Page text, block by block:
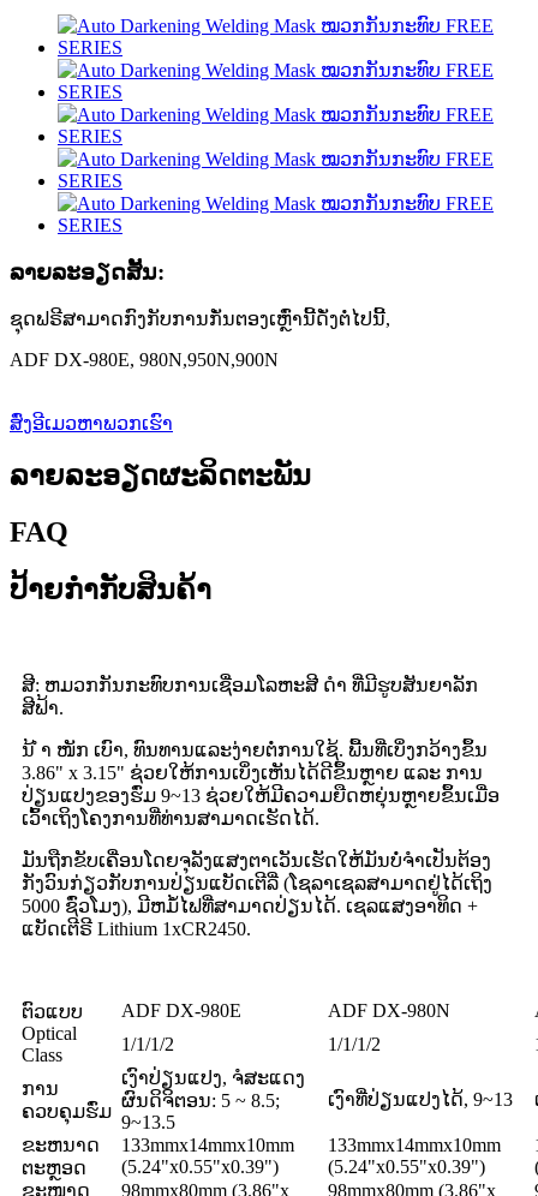
ລາຍ​ລະ​ອຽດ​ສັ້ນ​:
ຊຸດຟຣີສາມາດກົງກັບການກັ່ນຕອງເຫຼົ່ານີ້ດັ່ງຕໍ່ໄປນີ້,
ADF DX-980E, 980N,950N,900N
ສົ່ງອີເມວຫາພວກເຮົາ
ລາຍລະອຽດຜະລິດຕະພັນ
FAQ
ປ້າຍກຳກັບສິນຄ້າ
ສີ: ຫມວກກັນກະທົບການເຊື່ອມໂລຫະສີ ດຳ ທີ່ມີຮູບສັນຍາລັກ
ສີຟ້າ.
ນ້ ຳ ໜັກ ເບົາ, ທົນທານແລະງ່າຍຕໍ່ການໃຊ້. ພື້ນທີ່ເບິ່ງກວ້າງຂຶ້ນ
3.86" x 3.15" ຊ່ວຍໃຫ້ການເບິ່ງເຫັນໄດ້ດີຂຶ້ນຫຼາຍ ແລະ ການ
ປ່ຽນແປງຂອງຮົ່ມ 9~13 ຊ່ວຍໃຫ້ມີຄວາມຍືດຫຍຸ່ນຫຼາຍຂຶ້ນເມື່ອ
ເວົ້າເຖິງໂຄງການທີ່ທ່ານສາມາດເຮັດໄດ້.
ມັນຖືກຂັບເຄື່ອນໂດຍຈຸລັງແສງຕາເວັນເຮັດໃຫ້ມັນບໍ່ຈໍາເປັນຕ້ອງ
ກັງວົນກ່ຽວກັບການປ່ຽນແບັດເຕີລີ່ (ໂຊລາເຊລສາມາດຢູ່ໄດ້ເຖິງ
5000 ຊົ່ວໂມງ), ມີຫມໍ້ໄຟທີ່ສາມາດປ່ຽນໄດ້. ເຊລແສງອາທິດ +
ແບັດເຕີຣີ Lithium 1xCR2450.
ຕົວແບບ ADF DX-980E ADF DX-980N
Optical
Class
1/1/1/2 1/1/1/2
ການ
ຄວບຄຸມຮົ່ມ
ເງົາປ່ຽນແປງ, ຈໍສະແດງ
ຜົນດິຈິຕອນ: 5 ~ 8.5;
9~13.5
ເງົາທີ່ປ່ຽນແປງໄດ້, 9~13
ຂະ​ຫນາດ​
ຕະ​ຫຼອດ​
133mmx14mmx10mm
(5.24"x0.55"x0.39")
133mmx14mmx10mm
(5.24"x0.55"x0.39")
ຂະໜາດ
98mmx80mm (3.86"x
98mmx80mm (3.86"x